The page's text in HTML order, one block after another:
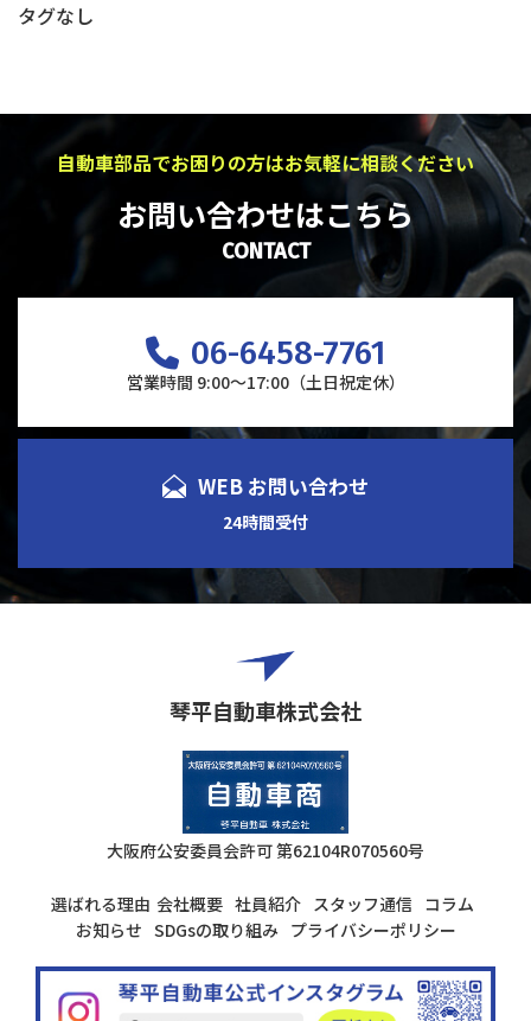
タグなし
自動車部品でお困りの方はお気軽に相談ください
お問い合わせはこちら
CONTACT
06-6458-7761
営業時間 9:00～17:00（土日祝定休）
WEB お問い合わせ
24時間受付
琴平自動車株式会社
大阪府公安委員会許可第62104R070560号
選ばれる理由 会社概要 社員紹介 スタッフ通信 コラム
お知らせ SDGsの取り組み プライバシーポリシー